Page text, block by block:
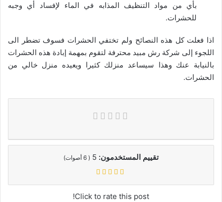
بأي من مواد التنظيف المذابه في الماء لإفساد أي وجبه
للحشرات.
اذا فعلت كل هذه النصائح ولم تختفي الحشرات فسوف تضطر الى
اللجوء إلى شركة رش مبيد محترفة لتقوم بمهمة إبادة هذه الحشرات
بالنيابة عنك وهذا سيساعد منزلك كثيرا ويعيده منزل خالي من
الحشرات.
تقييم المستخدمون: 5
(
6 أصوات)
Click to rate this post!